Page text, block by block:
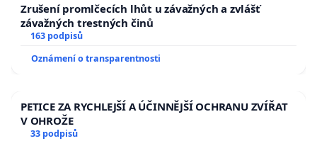
Zrušení promlčecích lhůt u závažných a zvlášť
závažných trestných činů
163 podpisů
Oznámení o transparentnosti
PETICE ZA RYCHLEJŠÍ A ÚČINNĚJŠÍ OCHRANU ZVÍŘAT
V OHROŽE
33 podpisů